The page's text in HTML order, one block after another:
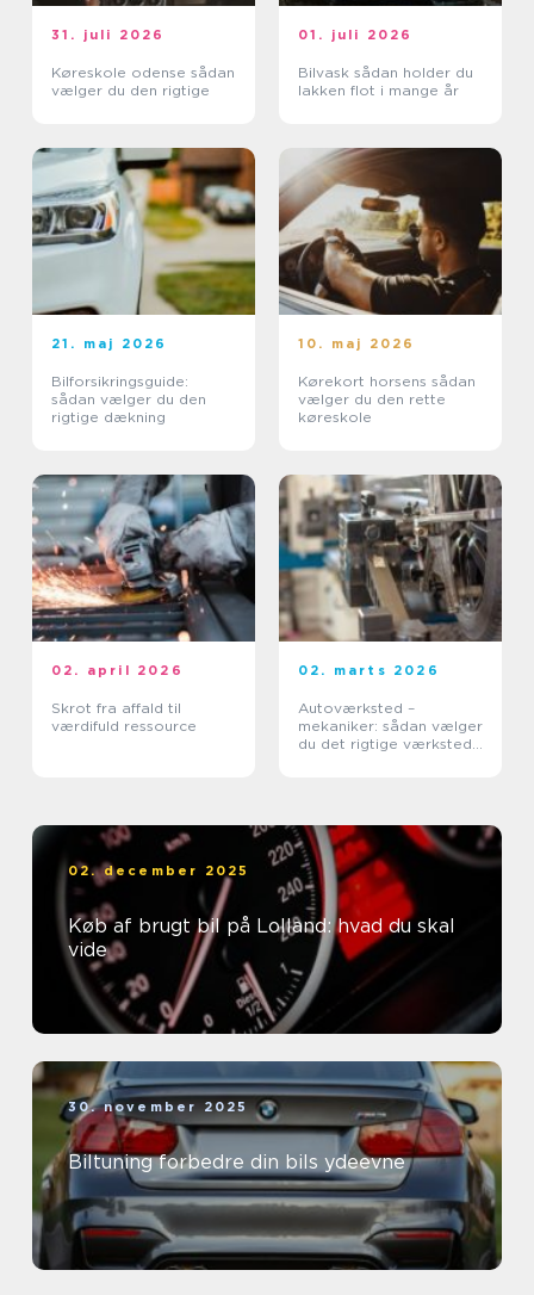
31. juli 2026
Køreskole odense sådan
vælger du den rigtige
01. juli 2026
Bilvask sådan holder du
lakken flot i mange år
21. maj 2026
Bilforsikringsguide:
sådan vælger du den
rigtige dækning
10. maj 2026
Kørekort horsens sådan
vælger du den rette
køreskole
02. april 2026
Skrot fra affald til
værdifuld ressource
02. marts 2026
Autoværksted –
mekaniker: sådan vælger
du det rigtige værksted
02. december 2025
Køb af brugt bil på Lolland: hvad du skal
vide
30. november 2025
Biltuning forbedre din bils ydeevne